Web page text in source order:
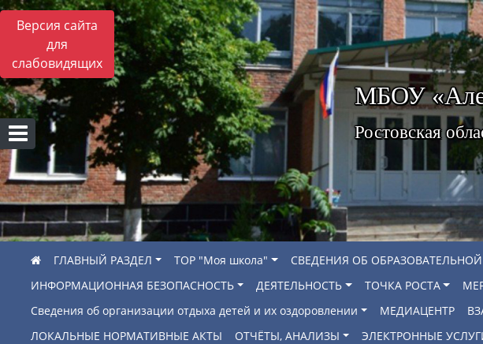
Версия сайта
для
слабовидящих
МБОУ
Ростовская
ГЛАВНЫЙ РАЗДЕЛ ТОР "Моя школа" СВЕДЕНИЯ ОБ
ИНФОРМАЦИОННАЯ БЕЗОПАСНОСТЬ
ДЕЯТЕЛЬНОСТЬ ТОЧКА РОСТА
Сведения об организации отдыха детей и их оздоровлении
МЕДИАЦЕНТР
ЛОКАЛЬНЫЕ НОРМАТИВНЫЕ АКТЫ
ОТЧЁТЫ, АНАЛИЗЫ ЭЛЕКТРОННЫЕ